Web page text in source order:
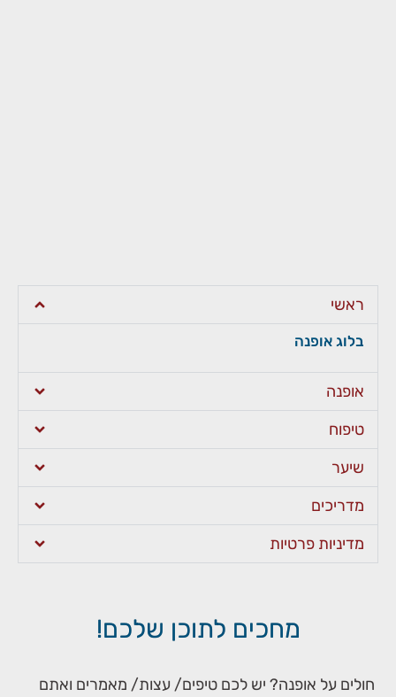
ראשי
בלוג אופנה
אופנה
טיפוח
שיער
מדריכים
מדיניות פרטיות
מחכים לתוכן שלכם!
חולים על אופנה? יש לכם טיפים/ עצות/ מאמרים ואתם